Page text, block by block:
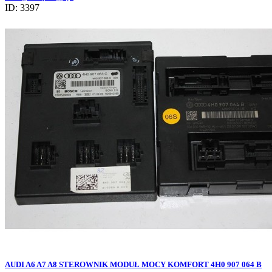
ID: 3397
AUDI A6 A7 A8 STEROWNIK MODUŁ MOCY KOMFORT 4H0 907 064 B